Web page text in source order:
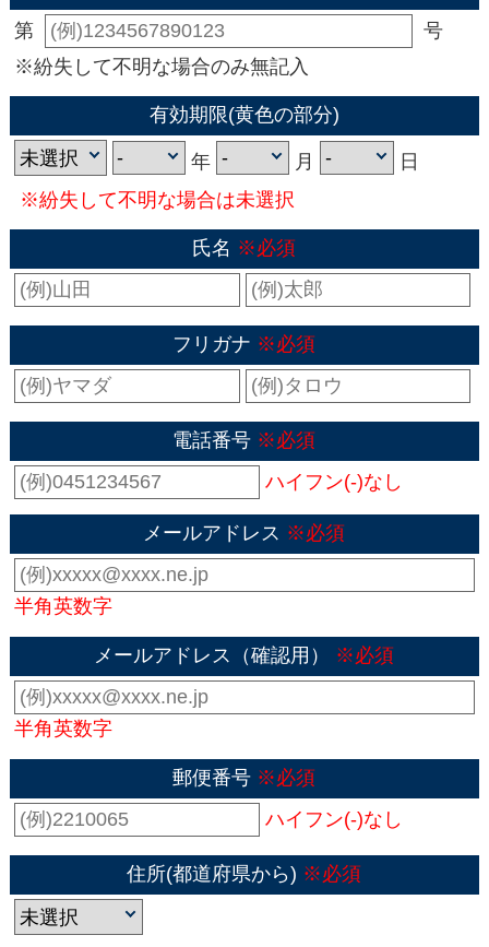
第
号
※紛失して不明な場合のみ無記入
有効期限(黄色の部分)
年 月
日
※紛失して不明な場合は未選択
氏名 ※必須
フリガナ ※必須
電話番号 ※必須
ハイフン(-)なし
メールアドレス ※必須
半角英数字
メールアドレス（確認用） ※必須
半角英数字
郵便番号 ※必須
ハイフン(-)なし
住所(都道府県から) ※必須